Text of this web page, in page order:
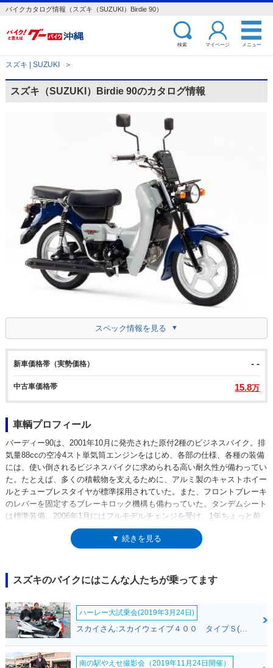
バイクカタログ情報（スズキ（SUZUKI）Birdie 90）
検索 マイページ メニュー
スズキ | SUZUKI ＞
スズキ（SUZUKI）Birdie 90のカタログ情報
スペック情報を見る
新車価格帯（実勢価格） - -
中古車価格帯 15.8万
車輌プロフィール
バーディー90は、2001年10月に発売された原付2種のビジネスバイク。排
気量88ccの空冷4スト単気筒エンジンをはじめ、各部の仕様、各種の装備
には、使い倒されるビジネスバイクに求められる高い耐久性が備わってい
た。たとえば、多くの積載物を支えるために、アルミ製のキャストホイー
ルとチューブレスタイヤが標準採用されていた。また、フロントブレーキ
のレバーを固定するブレーキロック機構も備わっていた。タンデムシート
は標準装備。2006年1月にはフルモデルチェンジを受け、1年ちょっと前
（2004年11月）に登場済みだったバーディー50と同じデザイン、構成を
持つようになった。その後、バーディー50はフューエルインジェクション
▼ 続きを見る
スズキのバイクにはこんな人たちが乗ってます
ハーレー大試乗会(2019年3月24日)
スカイさん:スカイウェイブ４００ タイプＳ(スズキ)
南の駅やえせ撮影会（2019年11月24日開催）